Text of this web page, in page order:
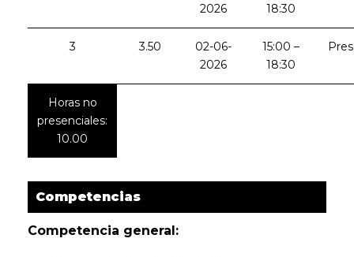
2026
18:30
3 3.50
02-06-
2026
15:00 –
18:30
Horas no
presenciales:
10.00
Competencias
Competencia general: